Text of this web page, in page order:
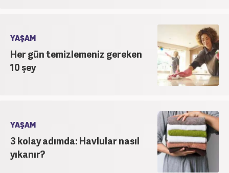
YAŞAM
Her gün temizlemeniz gereken
10 şey
YAŞAM
3 kolay adımda: Havlular nasıl
yıkanır?